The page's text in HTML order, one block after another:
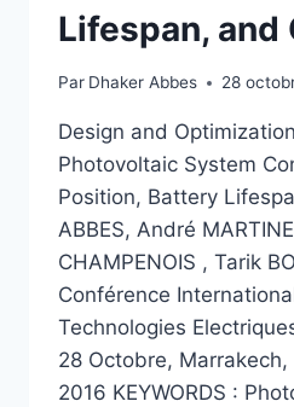
Lifespan, and
Par Dhaker Abbes 28
Design and
Photovoltaic System
Position, Battery
ABBES, André
CHAMPENOIS , Tarik
Conférence
Technologies
28 Octobre, Marrakech,
2016 KEYWORDS :